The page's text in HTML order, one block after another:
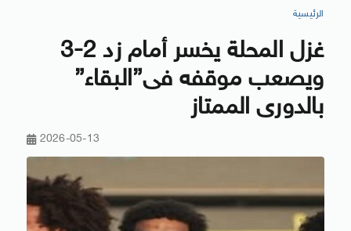
الرئيسية
غزل المحلة يخسر أمام زد 2-3
ويصعب موقفه فى”البقاء”
بالدورى الممتاز
2026-05-13